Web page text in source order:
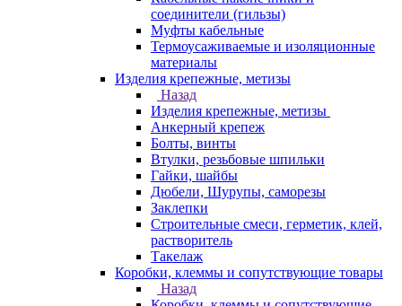
соединители (гильзы)
Муфты кабельные
Термоусаживаемые и изоляционные
материалы
Изделия крепежные, метизы
Назад
Изделия крепежные, метизы
Анкерный крепеж
Болты, винты
Втулки, резьбовые шпильки
Гайки, шайбы
Дюбели, Шурупы, саморезы
Заклепки
Строительные смеси, герметик, клей,
растворитель
Такелаж
Коробки, клеммы и сопутствующие товары
Назад